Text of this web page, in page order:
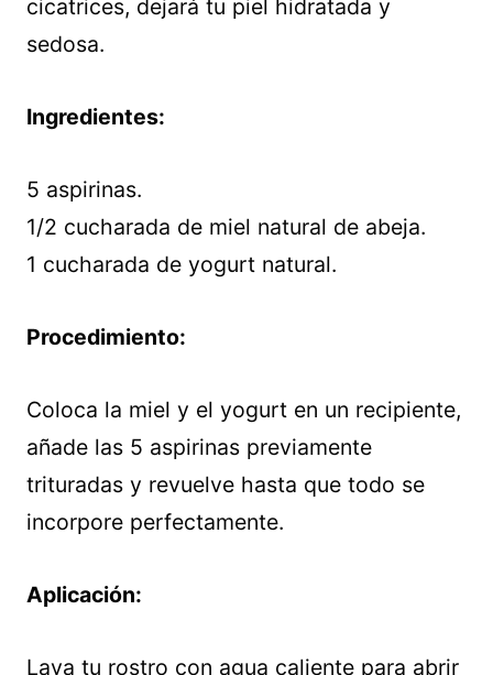
cicatrices, dejará tu piel hidratada y
sedosa.
Ingredientes:
5 aspirinas.
1/2 cucharada de miel natural de abeja.
1 cucharada de yogurt natural.
Procedimiento:
Coloca la miel y el yogurt en un recipiente,
añade las 5 aspirinas previamente
trituradas y revuelve hasta que todo se
incorpore perfectamente.
Aplicación:
Lava tu rostro con agua caliente para abrir